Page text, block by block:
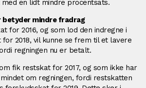
en lidt mindre procentsats.
mindre fradrag
for 2016, og som lod den indregne i
2018, vil kunne se frem til et lavere
regningen nu er betalt.
fik restskat for 2017, og som ikke har
om regningen, fordi restskatten